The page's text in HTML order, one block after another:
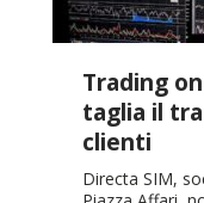
Trading
taglia il
clienti
Directa SIM,